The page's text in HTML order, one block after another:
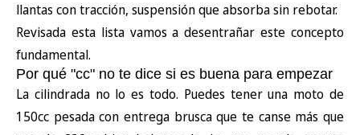
llantas con tracción, suspensión que absorba sin rebotar.
Revisada esta lista vamos a desentrañar este concepto
fundamental.
Por qué "cc" no te dice si es buena para empezar
La cilindrada no lo es todo. Puedes tener una moto de
150cc pesada con entrega brusca que te canse más que